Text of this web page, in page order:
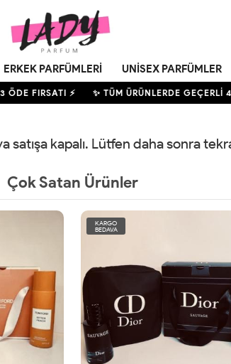
ERKEK PARFÜMLERI UNISEX PARFÜMLER
FIRSATI ⚡ ✨ TÜM ÜRÜNLERDE GEÇERLİ4
satışa kapalı. Lütfen daha sonra
Çok Satan Ürünler
KARGO
BEDAVA